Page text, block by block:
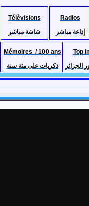
Télèvisions
شاشة مباشر
Radios
إذاعة مباشر
Mémoires / 100 ans
ذكريات على مئة سنة
Top
الجزائر